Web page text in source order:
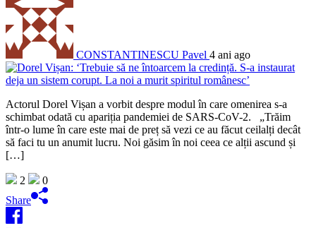
CONSTANTINESCU Pavel 4 ani ago
Actorul Dorel Vișan a vorbit despre modul în care omenirea s-a
schimbat odată cu apariția pandemiei de SARS-CoV-2. „Trăim
într-o lume în care este mai de preț să vezi ce au făcut ceilalți decât
să faci tu un anumit lucru. Noi găsim în noi ceea ce alții ascund și
[…]
2
0
Share